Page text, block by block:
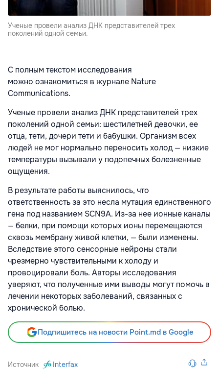
Ученые провели анализ ДНК представителей трех
поколений одной семьи.
С полным текстом исследования
можно ознакомиться в журнале Nature
Communications.
Ученые провели анализ ДНК представителей трех
поколений одной семьи: шестилетней девочки, ее
отца, тети, дочери тети и бабушки. Организм всех
людей не мог нормально переносить холод — низкие
температуры вызывали у подопечных болезненные
ощущения.
В результате работы выяснилось, что
ответственность за это несла мутация единственного
гена под названием SCN9A. Из-за нее ионные каналы
— белки, при помощи которых ионы перемещаются
сквозь мембрану живой клетки, — были изменены.
Вследствие этого сенсорные нейроны стали
чрезмерно чувствительными к холоду и
провоцировали боль. Авторы исследования
уверяют, что полученные ими выводы могут помочь в
лечении некоторых заболеваний, связанных с
хронической болью.
Подпишитесь на новости Point.md в Google
Источник Interfax